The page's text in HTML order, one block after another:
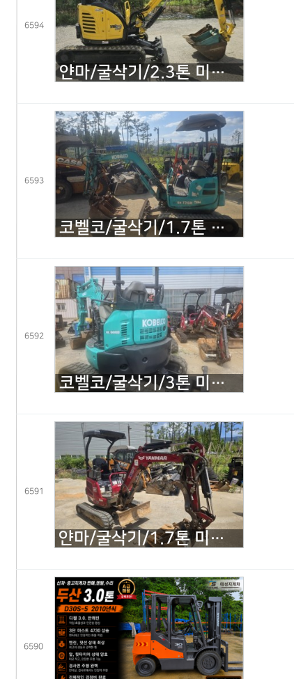
6594
얀마/굴삭기/2.3톤 미니굴삭기/VIO23/2020년식
6593
코벨코/굴삭기/1.7톤 미니굴삭기/SK17 코끼리/2016년식
6592
코벨코/굴삭기/3톤 미니굴삭기/SK30SR 코끼리/2018년식
6591
얀마/굴삭기/1.7톤 미니굴삭기/VIO17 코끼리/2022년식
6590